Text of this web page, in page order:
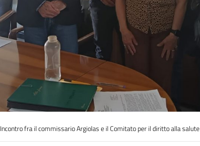
Incontro fra il commissario Argiolas e il Comitato per il diritto alla salute